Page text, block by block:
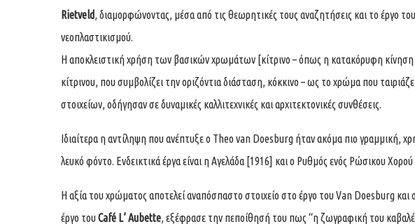
Rietveld, διαμορφώνοντας, μέσα από τις θεωρητικές τους αναζητήσεις και το έργο
νεοπλαστικισμού.
Η αποκλειστική χρήση των βασικών χρωμάτων [κίτρινο – όπως η κατακόρυφη κίνηση
κίτρινου, που συμβολίζει την οριζόντια διάσταση, κόκκινο – ως το χρώμα που
στοιχείων, οδήγησαν σε δυναμικές καλλιτεχνικές και αρχιτεκτονικές συνθέσεις.
Ιδιαίτερα η αντίληψη που ανέπτυξε ο Theo van Doesburg ήταν ακόμα πιο γραμμική,
λευκό φόντο. Ενδεικτικά έργα είναι η Αγελάδα [1916] και ο Ρυθμός ενός Ρώσικου
Η αξία του χρώματος αποτελεί αναπόσπαστο στοιχείο στο έργο του Van Doesburg και
έργο τουCafé L’ Aubette, εξέφρασε την πεποίθησή του πως “η ζωγραφική του